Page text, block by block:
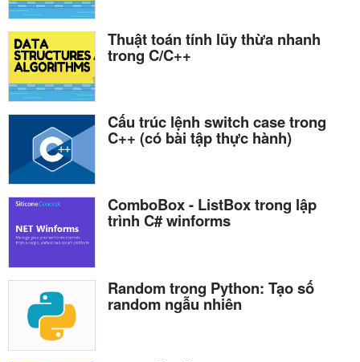
Thuật toán tính lũy thừa nhanh
trong C/C++
Cấu trúc lệnh switch case trong
C++ (có bài tập thực hành)
ComboBox - ListBox trong lập
trình C# winforms
Random trong Python: Tạo số
random ngẫu nhiên